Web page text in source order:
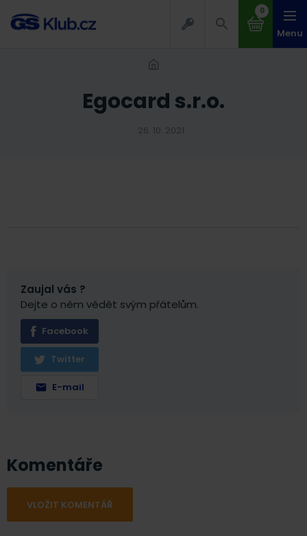
0
Menu
Egocard s.r.o.
26. 10. 2021
Zaujal vás ?
Dejte o něm vědět svým přátelům.
Facebook
Twitter
E-mail
Komentáře
VLOŽIT KOMENTÁŘ